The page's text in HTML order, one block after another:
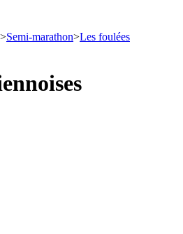
>Semi-marathon>Les foulées